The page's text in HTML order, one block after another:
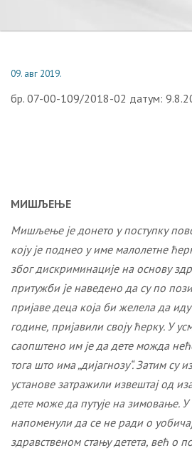
09. авг 2019.
бр. 07-00-109/2018-02 датум:
МИШЉЕЊЕ
Мишљење је донето у поступку
коју је поднео у име малолетне
због дискриминације на основу
притужби је наведено да су по
пријаве деца која би желела да
године, пријавили своју ћерку. У
саопштено им је да дете можда
тога што има „дијагнозу“. Затим су
установе затражили извештај од
дете може да путује на зимовање.
напоменули да се не ради о
здравственом стању детета, већ о